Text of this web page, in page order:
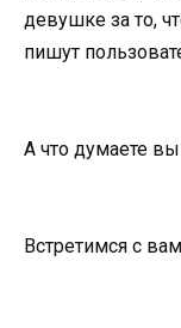
девушке за то,
пишут
А что думаете
Встретимся с